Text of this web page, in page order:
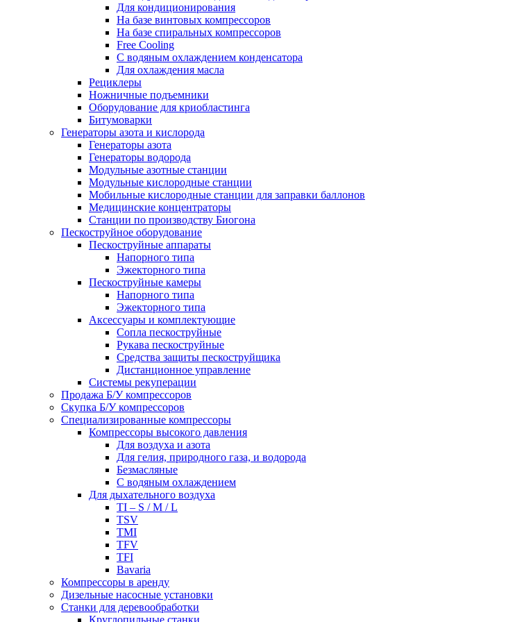
Для кондиционирования
На базе винтовых компрессоров
На базе спиральных компрессоров
Free Cooling
С водяным охлаждением конденсатора
Для охлаждения масла
Рециклеры
Ножничные подъемники
Оборудование для криобластинга
Битумоварки
Генераторы азота и кислорода
Генераторы азота
Генераторы водорода
Модульные азотные станции
Модульные кислородные станции
Мобильные кислородные станции для заправки баллонов
Медицинские концентраторы
Станции по производству Биогона
Пескоструйное оборудование
Пескоструйные аппараты
Напорного типа
Эжекторного типа
Пескоструйные камеры
Напорного типа
Эжекторного типа
Аксессуары и комплектующие
Сопла пескоструйные
Рукава пескоструйные
Средства защиты пескоструйщика
Дистанционное управление
Системы рекуперации
Продажа Б/У компрессоров
Скупка Б/У компрессоров
Специализированные компрессоры
Компрессоры высокого давления
Для воздуха и азота
Для гелия, природного газа, и водорода
Безмасляные
С водяным охлаждением
Для дыхательного воздуха
TI – S / M / L
TSV
TMI
TFV
TFI
Bavaria
Компрессоры в аренду
Дизельные насосные установки
Станки для деревообработки
Круглопильные станки